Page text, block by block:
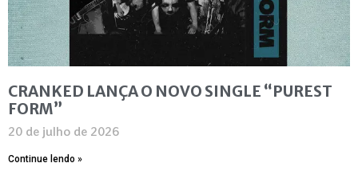
CRANKED LANÇA O NOVO SINGLE “PUREST
FORM”
20 de julho de 2026
Continue lendo »